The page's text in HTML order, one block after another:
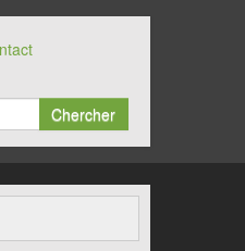
Chercher